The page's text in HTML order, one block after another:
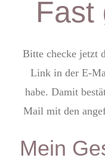
Fast
Bitte checke jetzt
Link in der E-
habe. Damit
Mail mit den
Mein